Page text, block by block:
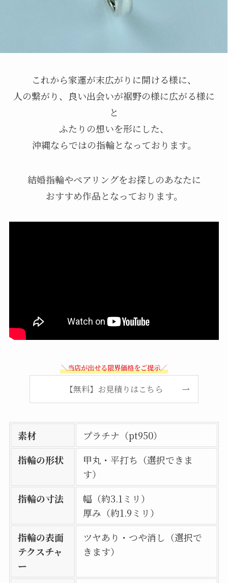
これから家運が末広がりに開ける様に、
人の繋がり、良い出会いが裾野の様に広がる様に
と
ふたりの想いを形にした、
沖縄ならではの指輪となっております。
結婚指輪やペアリングをお探しのあなたに
おすすめ作品となっております。
＼当店が出せる限界価格をご提示／
【無料】お見積りはこちら
素材
プラチナ（pt950）
指輪の形状
甲丸・平打ち（選択できま
す）
指輪の寸法
幅（約3.1ミリ）
厚み（約1.9ミリ）
指輪の表面
テクスチャ
ー
ツヤあり・つや消し（選択で
きます）